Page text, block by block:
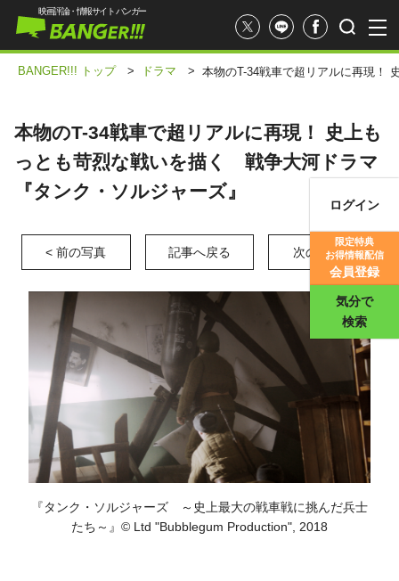
映画評価
映画評論・情報サイト バンガー
ログイン
限定特典
お得情報配信
会員登録
気分で
検索
BANGER!!! トップ > ドラマ > 本物のT-34戦車で超リアルに再現！
本物のT-34戦車で超リアルに再現！ 史上も
っとも苛烈な戦いを描く 戦争大河ドラマ
『タンク・ソルジャーズ』
< 前の写真 記事へ戻る 次の写真 >
『タンク・ソルジャーズ ～史上最大の戦車戦に挑んだ兵士
たち～』© Ltd "Bubblegum Production", 2018